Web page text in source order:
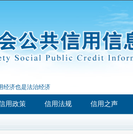
经济也是法治经济
用政策 信用法规 信用之声